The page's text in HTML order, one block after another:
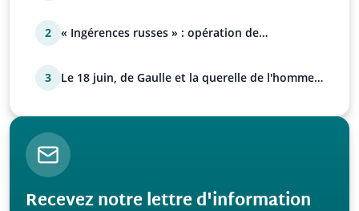
2
« Ingérences russes » : opération de
3
Le 18 juin, de Gaulle et la querelle de l'homme
Recevez notre lettre d'information